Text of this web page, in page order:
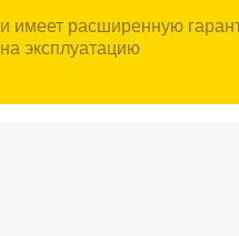
и имеет расширенную
на эксплуатацию